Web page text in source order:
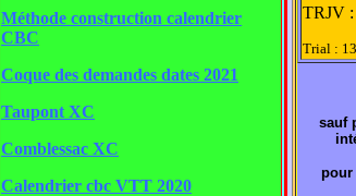
Méthode construction calendrier
CBC
Coque des demandes dates 2021
Taupont XC
Comblessac XC
Calendrier cbc VTT 2020
TRJV
Trial :
sauf
pour